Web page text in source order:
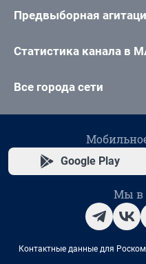
Предвыборная
Статистика канала в
Все города сети
Google Play
Мы в
Контактные данные для